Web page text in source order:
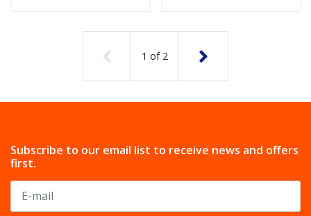
1 of 2
Subscribe to our email list to receive news and offers
first.